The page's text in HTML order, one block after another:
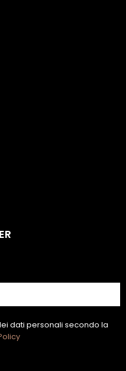
dati personali secondo la